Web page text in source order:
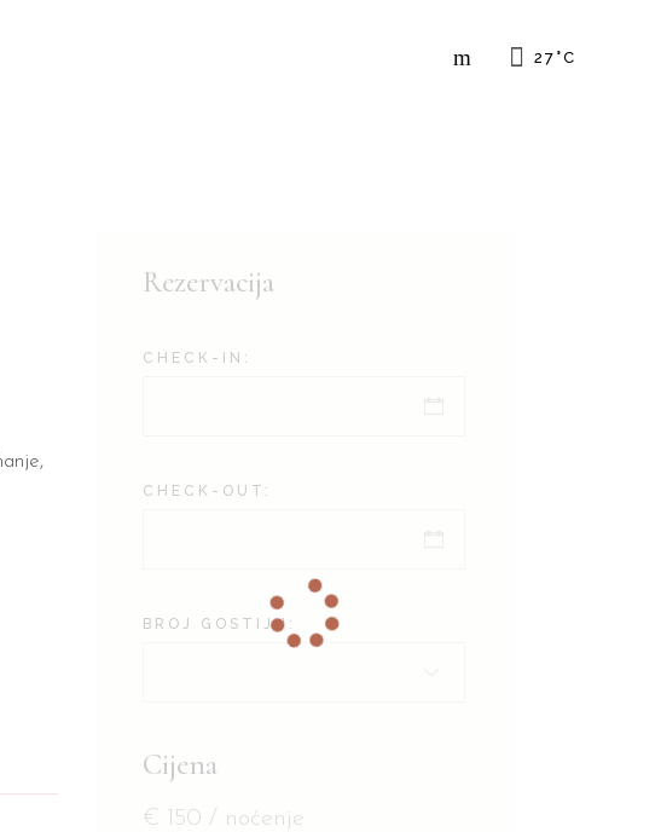
27 °C
Rezervacija
CHECK-IN:
CHECK-OUT:
BROJ GOSTIJU:
Cijena
€ 150 / noćenje